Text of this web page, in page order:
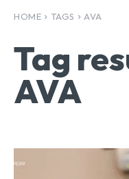
HOME TAGS AVA
Tag
AVA